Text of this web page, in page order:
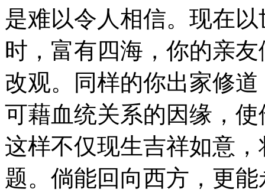
是难以令人相信。现在
时，富有四海，你的亲
改观。同样的你出家修
可藉血统关系的因缘，
这样不仅现生吉祥如意
题。倘能回向西方，更